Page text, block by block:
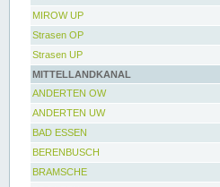
MIROW UP
Strasen OP
Strasen UP
MITTELLANDKANAL
ANDERTEN OW
ANDERTEN UW
BAD ESSEN
BERENBUSCH
BRAMSCHE